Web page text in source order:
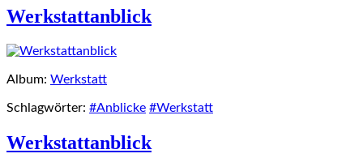
Werkstattanblick
Album: Werkstatt
Schlagwörter: #Anblicke #Werkstatt
Werkstattanblick